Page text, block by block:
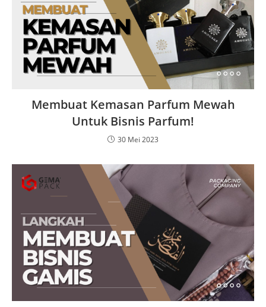
Membuat Kemasan Parfum Mewah
Untuk Bisnis Parfum!
30 Mei 2023